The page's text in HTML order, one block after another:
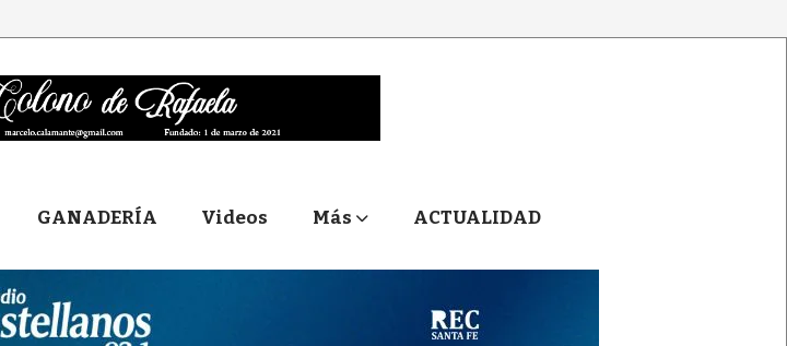
GANADERÍA Videos Más ACTUALIDAD